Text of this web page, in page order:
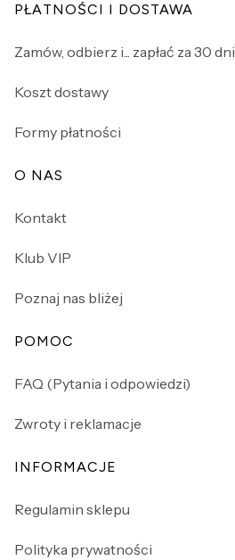
PŁATNOŚCI I DOSTAWA
Zamów, odbierz i... zapłać za 30 dni
Koszt dostawy
Formy płatności
O NAS
Kontakt
Klub VIP
Poznaj nas bliżej
POMOC
FAQ (Pytania i odpowiedzi)
Zwroty i reklamacje
INFORMACJE
Regulamin sklepu
Polityka prywatności